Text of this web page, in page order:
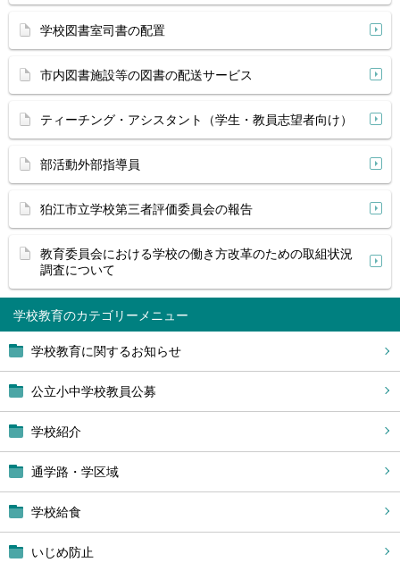
学校教育
学校教育に関するお知らせ
公立小中学校教員公募
学校紹介
通学路・学区域
学校給食
いじめ防止
学校図書室司書の配置
市内図書施設等の図書の配送サービス
ティーチング・アシスタント（学生・教員志望者向け）
部活動外部指導員
狛江市立学校第三者評価委員会の報告
教育委員会における学校の働き方改革のための取組状況
調査について